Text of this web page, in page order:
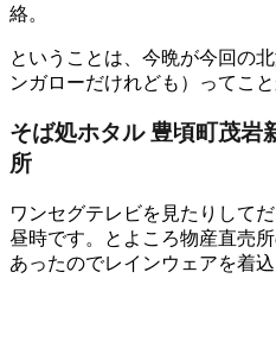
絡。
ということは、今晩が今回の
ンガローだけれども）ってこと
そば処ホタル 豊頃町茂岩
所
ワンセグテレビを見たりして
昼時です。とよころ物産直売
あったのでレインウェアを着